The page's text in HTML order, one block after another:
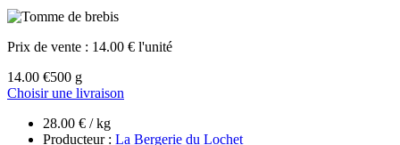
Prix de vente : 14.00 € l'unité
14.00 €500 g
Choisir une livraison
28.00 € / kg
Producteur : La Bergerie du Lochet